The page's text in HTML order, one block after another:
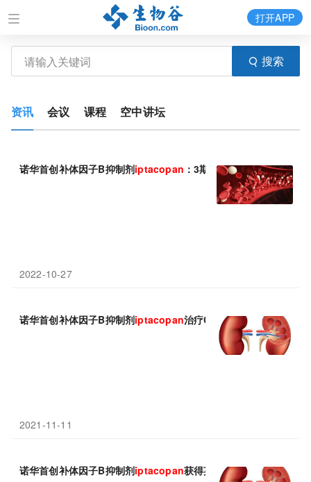
搜索
打开APP
资讯 会议 课程 空中讲坛
诺华首创补体因子B抑制剂iptacopan ：3期临床疗效 优于抗C5
2022-10-27
诺华首创补体因子B抑制剂iptacopan治疗C3肾小球病(C3G)疗效
2021-11-11
诺华首创补体因子B抑制剂iptacopan获得英国“创新护照”资格认